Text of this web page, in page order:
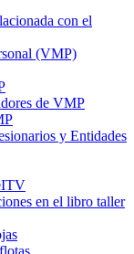
con el
(VMP)
de VMP
y Entidades
en el libro taller